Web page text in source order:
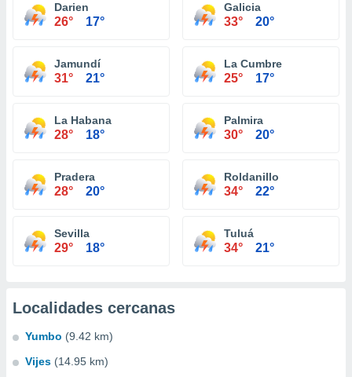
Darien
26° 17°
Galicia
33° 20°
Jamundí
31° 21°
La Cumbre
25° 17°
La Habana
28° 18°
Palmira
30° 20°
Pradera
28° 20°
Roldanillo
34° 22°
Sevilla
29° 18°
Tuluá
34° 21°
Localidades cercanas
Yumbo (9.42 km)
Vijes (14.95 km)